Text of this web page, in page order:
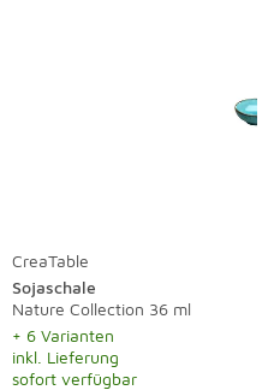
CreaTable
Sojaschale
Nature Collection 36 ml
+ 6 Varianten
inkl. Lieferung
sofort verfügbar